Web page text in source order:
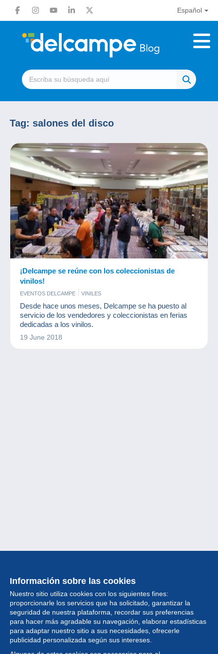
Español
Tag: salones del disco
¡Delcampe se reúne con los coleccionistas de
vinilos!
EVENTOS DELCAMPE VINILES
Desde hace unos meses, Delcampe se ha puesto al
servicio de los vendedores y coleccionistas en ferias
dedicadas a los vinilos.
19 June 2018
Información sobre las cookies
Nuestro sitio utiliza cookies con los siguientes fines:
proporcionarle los servicios que ha solicitado, garantizar la
seguridad de nuestra plataforma, recordar sus preferencias
para hacer más agradable su navegación, elaborar estadísticas
para adaptar nuestro sitio a sus necesidades, ofrecerle
publicidad personalizada según sus intereses.
Colección